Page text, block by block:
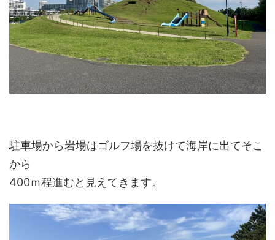
駐車場から岩場はゴルフ場を抜けて海岸に出てそこ
から
400ｍ程進むと見えてきます。